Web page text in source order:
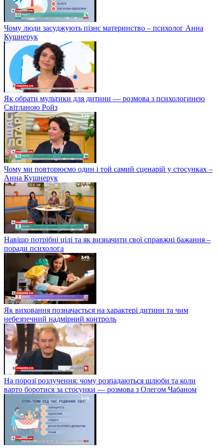
Чому люди засуджують пізнє материнство – психолог Анна
Кушнерук
Як обрати мультики для дитини — розмова з психологинею
Світланою Ройз
Чому ми повторюємо один і той самий сценарій у стосунках –
Анна Кушнерук
Навіщо потрібні цілі та як визначити свої справжні бажання –
поради психолога
Як виховання позначається на характері дитини та чим
небезпечний надмірний контроль
На порозі розлучення: чому розпадаються шлюби та коли
варто боротися за стосунки — розмова з Олегом Чабаном